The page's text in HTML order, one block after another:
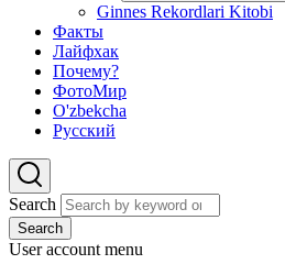
Ginnes Rekordlari Kitobi
Факты
Лайфхак
Почему?
ФотоМир
O'zbekcha
Русский
Search
Search
User account menu